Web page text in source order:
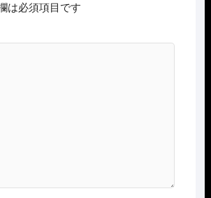
は必須項目です